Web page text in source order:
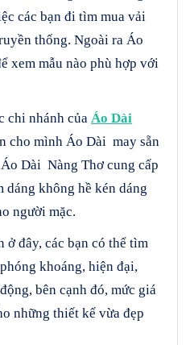
các bạn đi tìm mua vải
thống. Ngoài ra Áo
xem mẫu nào phù hợp với
chi nhánh của Áo Dài
cho mình Áo Dài may sẵn
Dài Nàng Thơ cung cấp
không hề kén dáng
người mặc.
đây, các bạn có thể tìm
khoáng, hiện đại,
bên cạnh đó, mức giá
những thiết kế vừa đẹp